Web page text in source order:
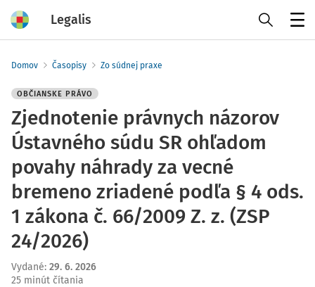
Legalis
Domov Časopisy Zo súdnej praxe
OBČIANSKE PRÁVO
Zjednotenie právnych názorov
Ústavného súdu SR ohľadom
povahy náhrady za vecné
bremeno zriadené podľa § 4 ods.
1 zákona č. 66/2009 Z. z. (ZSP
24/2026)
Vydané: 29. 6. 2026
25 minút čítania